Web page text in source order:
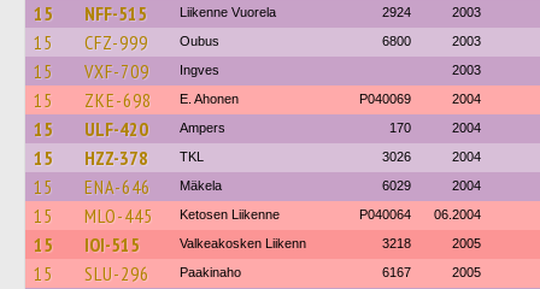
15 NFF-515 Liikenne Vuorela 2924 2003
15 CFZ-999 Oubus 6800 2003
15 VXF-709 Ingves 2003
15 ZKE-698 E. Ahonen P040069 2004
15 ULF-420 Ampers 170 2004
15 HZZ-378 TKL 3026 2004
15 ENA-646 Mäkela 6029 2004
15 MLO-445 Ketosen Liikenne P040064 06.2004
15 IOI-515 Valkeakosken Liikenn 3218 2005
15 SLU-296 Paakinaho 6167 2005